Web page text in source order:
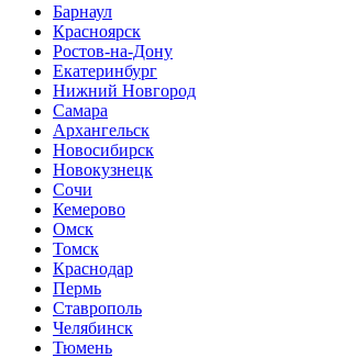
Барнаул
Красноярск
Ростов-на-Дону
Екатеринбург
Нижний Новгород
Самара
Архангельск
Новосибирск
Новокузнецк
Сочи
Кемерово
Омск
Томск
Краснодар
Пермь
Ставрополь
Челябинск
Тюмень